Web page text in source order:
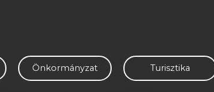
Önkormányzat Turisztika